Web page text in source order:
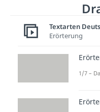
Textarten
Erörterung
1/7 –